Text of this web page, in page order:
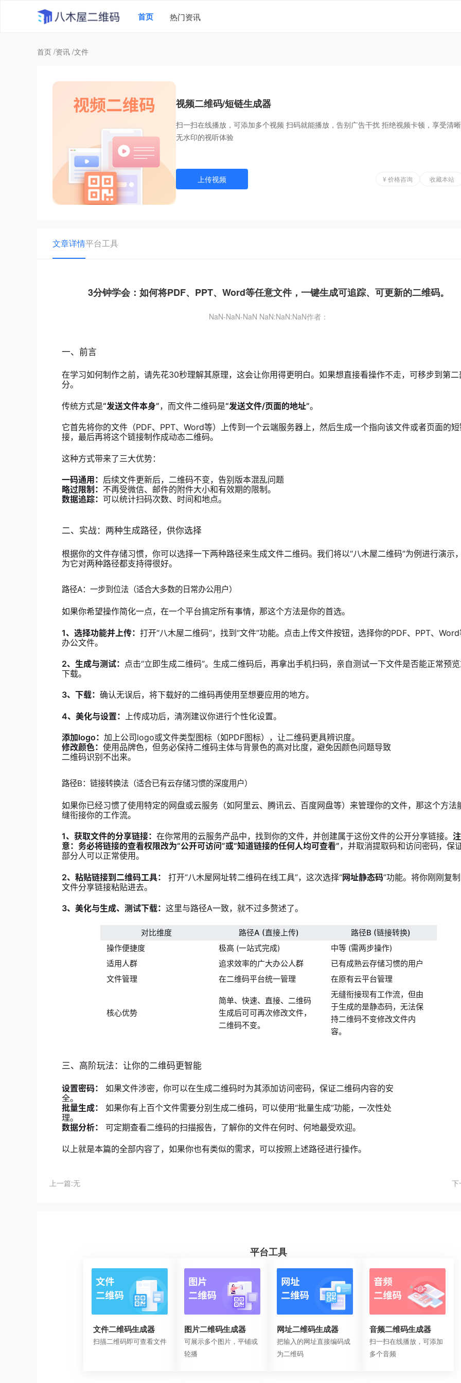
首页 热门资讯
首页 /资讯 /文件
视频二维码/短链生成器
扫一扫在线播放，可添加多个视频 扫码就能播放，告别广告干扰 拒绝视频卡顿，享受清晰
无水印的视听体验
上传视频 ¥ 价格咨询 收藏本站
文章详情平台工具
3分钟学会：如何将PDF、PPT、Word等任意文件，一键生成可追踪、可更新的二维码。
NaN-NaN-NaN NaN:NaN:NaN作者：
一、前言
在学习如何制作之前，请先花30秒理解其原理，这会让你用得更明白。如果想直接看操作不走，可移步到第二
分。
传统方式是“发送文件本身”，而文件二维码是“发送文件/页面的地址”。
它首先将你的文件（PDF、PPT、Word等）上传到一个云端服务器上，然后生成一个指向该文件或者页面的
接，最后再将这个链接制作成动态二维码。
这种方式带来了三大优势：
一码通用： 后续文件更新后，二维码不变，告别版本混乱问题
略过限制： 不再受微信、邮件的附件大小和有效期的限制。
数据追踪： 可以统计扫码次数、时间和地点。
二、实战：两种生成路径，供你选择
根据你的文件存储习惯，你可以选择一下两种路径来生成文件二维码。我们将以“八木屋二维码”为例进行演示
为它对两种路径都支持得很好。
路径A：一步到位法（适合大多数的日常办公用户）
如果你希望操作简化一点，在一个平台搞定所有事情，那这个方法是你的首选。
1、选择功能并上传： 打开“八木屋二维码”，找到“文件”功能。点击上传文件按钮，选择你的PDF、PPT、
办公文件。
2、生成与测试： 点击“立即生成二维码”。生成二维码后，再拿出手机扫码，亲自测试一下文件是否能正常预
下载。
3、下载： 确认无误后，将下载好的二维码再使用至想要应用的地方。
4、美化与设置： 上传成功后，清冽建议你进行个性化设置。
添加logo： 加上公司logo或文件类型图标（如PDF图标），让二维码更具辨识度。
修改颜色： 使用品牌色，但务必保持二维码主体与背景色的高对比度，避免因颜色问题导致
二维码识别不出来。
路径B：链接转换法（适合已有云存储习惯的深度用户）
如果你已经习惯了使用特定的网盘或云服务（如阿里云、腾讯云、百度网盘等）来管理你的文件，那这个方法
缝衔接你的工作流。
1、获取文件的分享链接： 在你常用的云服务产品中，找到你的文件，并创建属于这份文件的公开分享链接。 注
意：务必将链接的查看权限改为“公开可访问”或“知道链接的任何人均可查看”，并取消提取码和访问密码，保
部分人可以正常使用。
2、粘贴链接到二维码工具： 打开“八木屋网址转二维码在线工具”，这次选择“网址静态码”功能。将你刚刚复
文件分享链接粘贴进去。
3、美化与生成、测试下载： 这里与路径A一致，就不过多赘述了。
对比维度 路径A (直接上传)
路径B (链接转换)
操作便捷度
极高 (一站式完成)
中等 (需两步操作)
适用人群
追求效率的广大办公人群
已有成熟云存储习惯的用户
文件管理
在二维码平台统一管理 在原有云平台管理
核心优势
简单、快速、直接、二维码
生成后可可再次修改文件，
二维码不变。
无缝衔接现有工作流，但由
于生成的是静态码，无法保
持二维码不变修改文件内
容。
三、高阶玩法：让你的二维码更智能
设置密码：
如果文件涉密，你可以在生成二维码时为其添加访问密码，保证二维码内容的安
全。
批量生成：
如果你有上百个文件需要分别生成二维码，可以使用“批量生成”功能，一次性处
理。
数据分析：
可定期查看二维码的扫描报告，了解你的文件在何时、何地最受欢迎。
以上就是本篇的全部内容了，如果你也有类似的需求，可以按照上述路径进行操作。
上一篇:无 下
平台工具
文件二维码生成器
扫描二维码即可查看文件
图片二维码生成器
可展示多个图片，平铺或
轮播
网址二维码生成器
把输入的网址直接编码成
为二维码
音频二维码生成器
扫一扫在线播放，可添加
多个音频